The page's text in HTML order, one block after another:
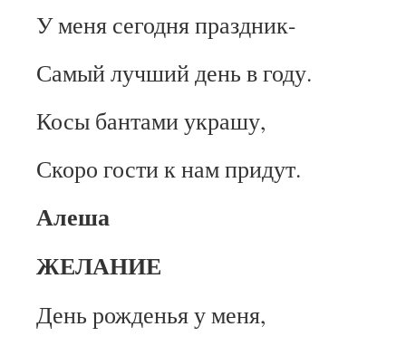
У меня сегодня праздник-
Самый лучший день в году.
Косы бантами украшу,
Скоро гости к нам придут.
Алеша
ЖЕЛАНИЕ
День рожденья у меня,